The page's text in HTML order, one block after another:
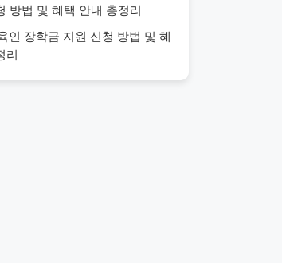
방법 및 혜택 안내 총정리
인 장학금 지원 신청 방법 및 혜
리